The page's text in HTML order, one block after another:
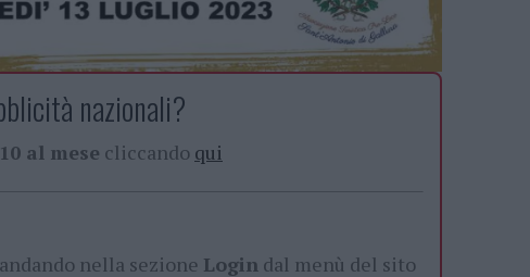
nazionali?
al mese cliccando qui
nella sezione Login dal menù del sito